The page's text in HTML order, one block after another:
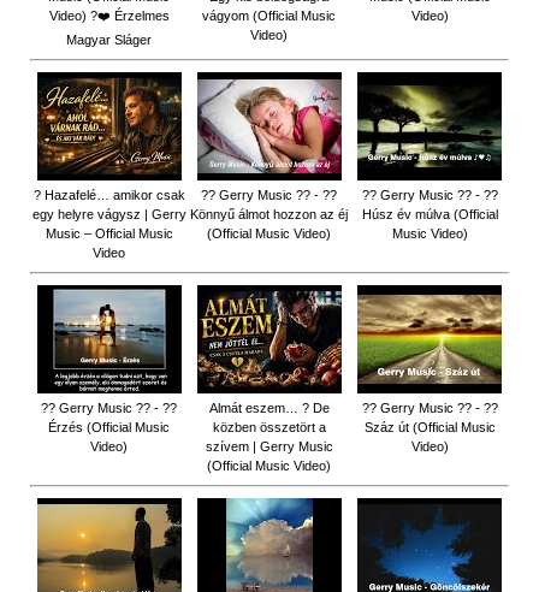
Video) ?❤️ Érzelmes
Magyar Sláger
vágyom (Official Music
Video)
Video)
? Hazafelé… amikor csak
egy helyre vágysz | Gerry
Music – Official Music
Video
?? Gerry Music ?? - ??
Könnyű álmot hozzon az éj
(Official Music Video)
?? Gerry Music ?? - ??
Húsz év múlva (Official
Music Video)
?? Gerry Music ?? - ??
Érzés (Official Music
Video)
Almát eszem… ? De
közben összetört a
szívem | Gerry Music
(Official Music Video)
?? Gerry Music ?? - ??
Száz út (Official Music
Video)